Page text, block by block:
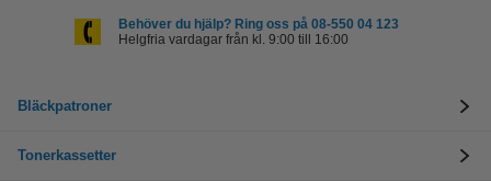
Behöver du hjälp? Ring oss på 08-550 04 123
Helgfria vardagar från kl. 9:00 till 16:00
Bläckpatroner
Tonerkassetter